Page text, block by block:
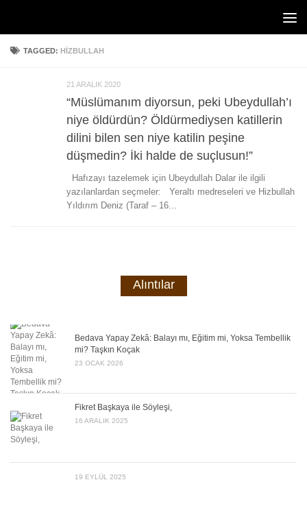
TAGGED: HIZBULLAH
21 ARALIK 2020
“Müslümanım diyorsun, peki Ubeydullah’ı
niye öldürdün? Öldürmediysen katillerin
dilini bilen sen niye katilin peşine
düşmedin? İki halde de suçlusun!”
Hafızayı tazelemek için Ubeydullah Dalar ile ilgili
yazılanlardan seçmeler: Yeraltı medreseleri ve Hizbullah
Yıldırım Deniz (Taraf – 16...
Alıntılar
Bedava Yapay Zekâ: Balayı mı, Eğitim mi, Yoksa Tembellik
mi? Taşkın Koçak
23 OCAK 2026
Fikret Başkaya ile Söyleşi,
16 ARALIK 2025
19 EYLÜL 2025